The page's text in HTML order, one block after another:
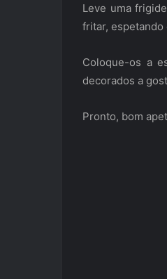
Leve uma
fritar, espetando
Coloque-os a
decorados a
Pronto, bom